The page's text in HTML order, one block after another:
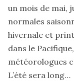
un mois de mai,
normales
hivernale et
dans le
météorologues
L’été sera long…